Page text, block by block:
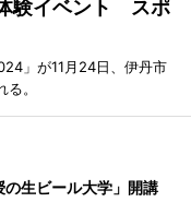
験イベント スポ
」が11月24日、伊丹市
。
生ビール大学」開講